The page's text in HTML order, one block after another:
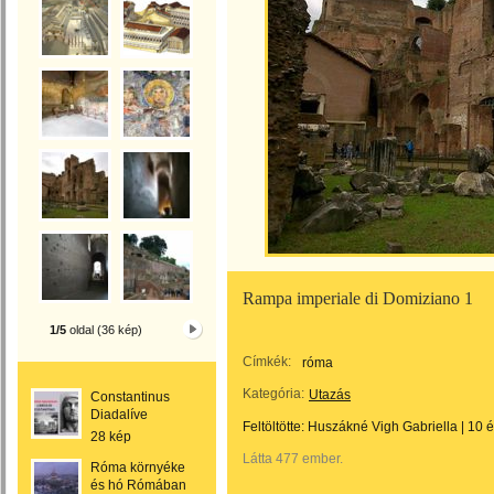
1/5 oldal (36 kép)
Constantinus
Diadalíve
28 kép
Róma környéke
és hó Rómában
Rampa imperiale di Domiziano 1
Címkék:
róma
Kategória: Utazás
Feltöltötte: Huszákné Vigh Gabriella 10
Látta 477 ember.